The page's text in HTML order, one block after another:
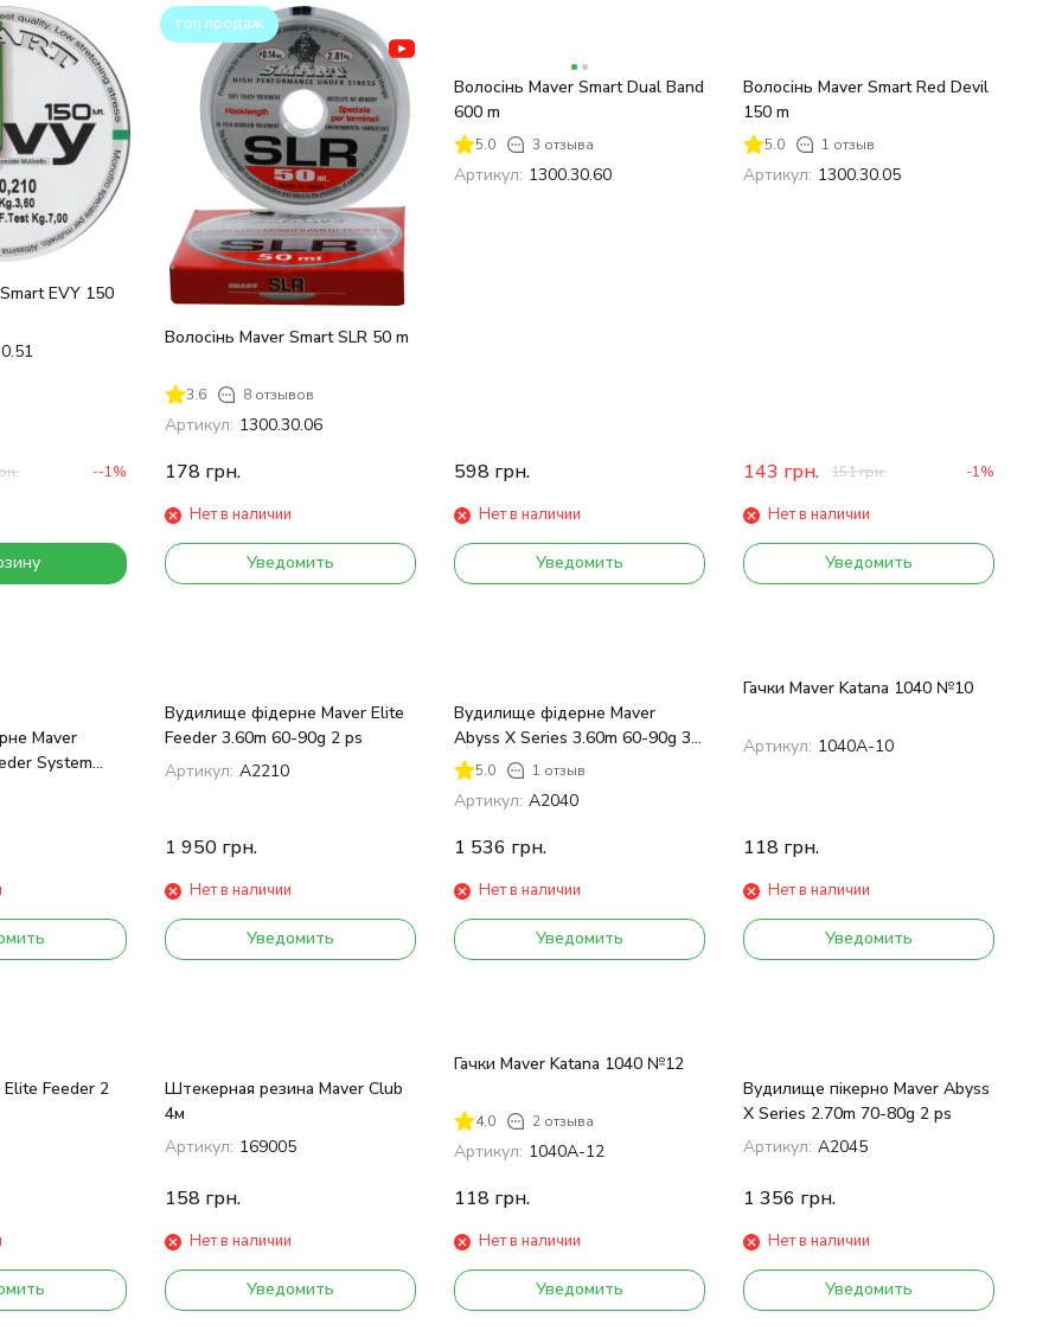
EVY 150
--1%
топ продаж
Волосінь Maver Smart SLR 50 m
3.6 8 отзывов
Артикул: 1300.30.06
178 грн.
Нет в наличии
Уведомить
Волосінь Maver Smart Dual Band
600 m
5.0 3 отзыва
Артикул: 1300.30.60
598 грн.
Нет в наличии
Уведомить
Волосінь Maver Smart Red Devil
150 m
5.0 1 отзыв
Артикул: 1300.30.05
143 грн. 151грн. -1%
Нет в наличии
Уведомить
Maver
System
140g
Вудилище фідерне Maver Elite
Feeder 3.60m 60-90g 2 ps
Артикул: A2210
1 950 грн.
Нет в наличии
Уведомить
Вудилище фідерне Maver
Abyss X Series 3.60m 60-90g 3
ps5.0 1 отзыв
Артикул: A2040
1 536 грн.
Нет в наличии
Уведомить
Гачки Maver Katana 1040 №10
Артикул: 1040А-10
118 грн.
Нет в наличии
Уведомить
Elite Feeder 2
Штекерная резина Maver Club
4м
Артикул: 169005
158 грн.
Нет в наличии
Уведомить
Гачки Maver Katana 1040 №12
4.0 2 отзыва
Артикул: 1040А-12
118 грн.
Нет в наличии
Уведомить
Вудилище пікерно Maver Abyss
X Series 2.70m 70-80g 2 ps
Артикул: A2045
1 356 грн.
Нет в наличии
Уведомить